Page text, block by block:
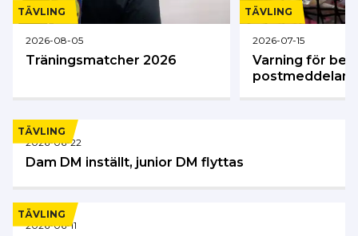
TÄVLING
2026-08-05
Träningsmatcher 2026
TÄVLING
2026-07-15
Varning för
TÄVLING
2026-06-22
Dam DM inställt, junior DM flyttas
TÄVLING
2026-06-11